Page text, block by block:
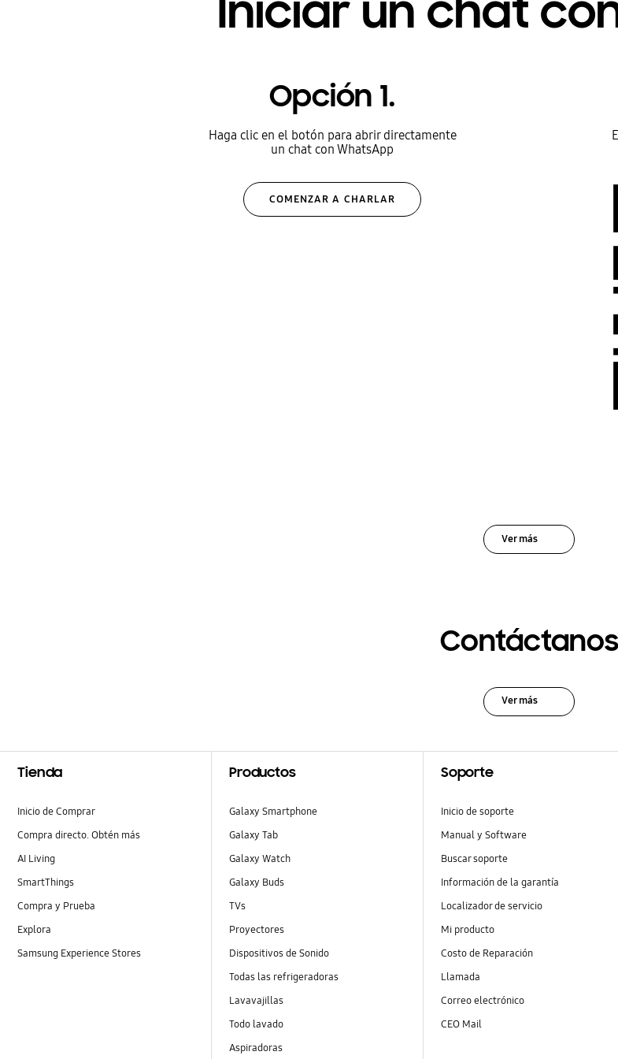
Iniciar un chat
Opción 1.
Haga clic en el botón para abrir directamente
un chat con WhatsApp
COMENZAR A CHARLAR
Ver más
Contáctanos
Ver más
Tienda
Inicio de Comprar
Compra directo. Obtén más
AI Living
SmartThings
Compra y Prueba
Explora
Samsung Experience Stores
Productos
Galaxy Smartphone
Galaxy Tab
Galaxy Watch
Galaxy Buds
TVs
Proyectores
Dispositivos de Sonido
Todas las refrigeradoras
Lavavajillas
Todo lavado
Aspiradoras
Soporte
Inicio de soporte
Manual y Software
Buscar soporte
Información de la garantía
Localizador de servicio
Mi producto
Costo de Reparación
Llamada
Correo electrónico
CEO Mail